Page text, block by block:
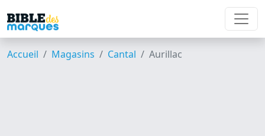
Accueil Magasins Cantal Aurillac